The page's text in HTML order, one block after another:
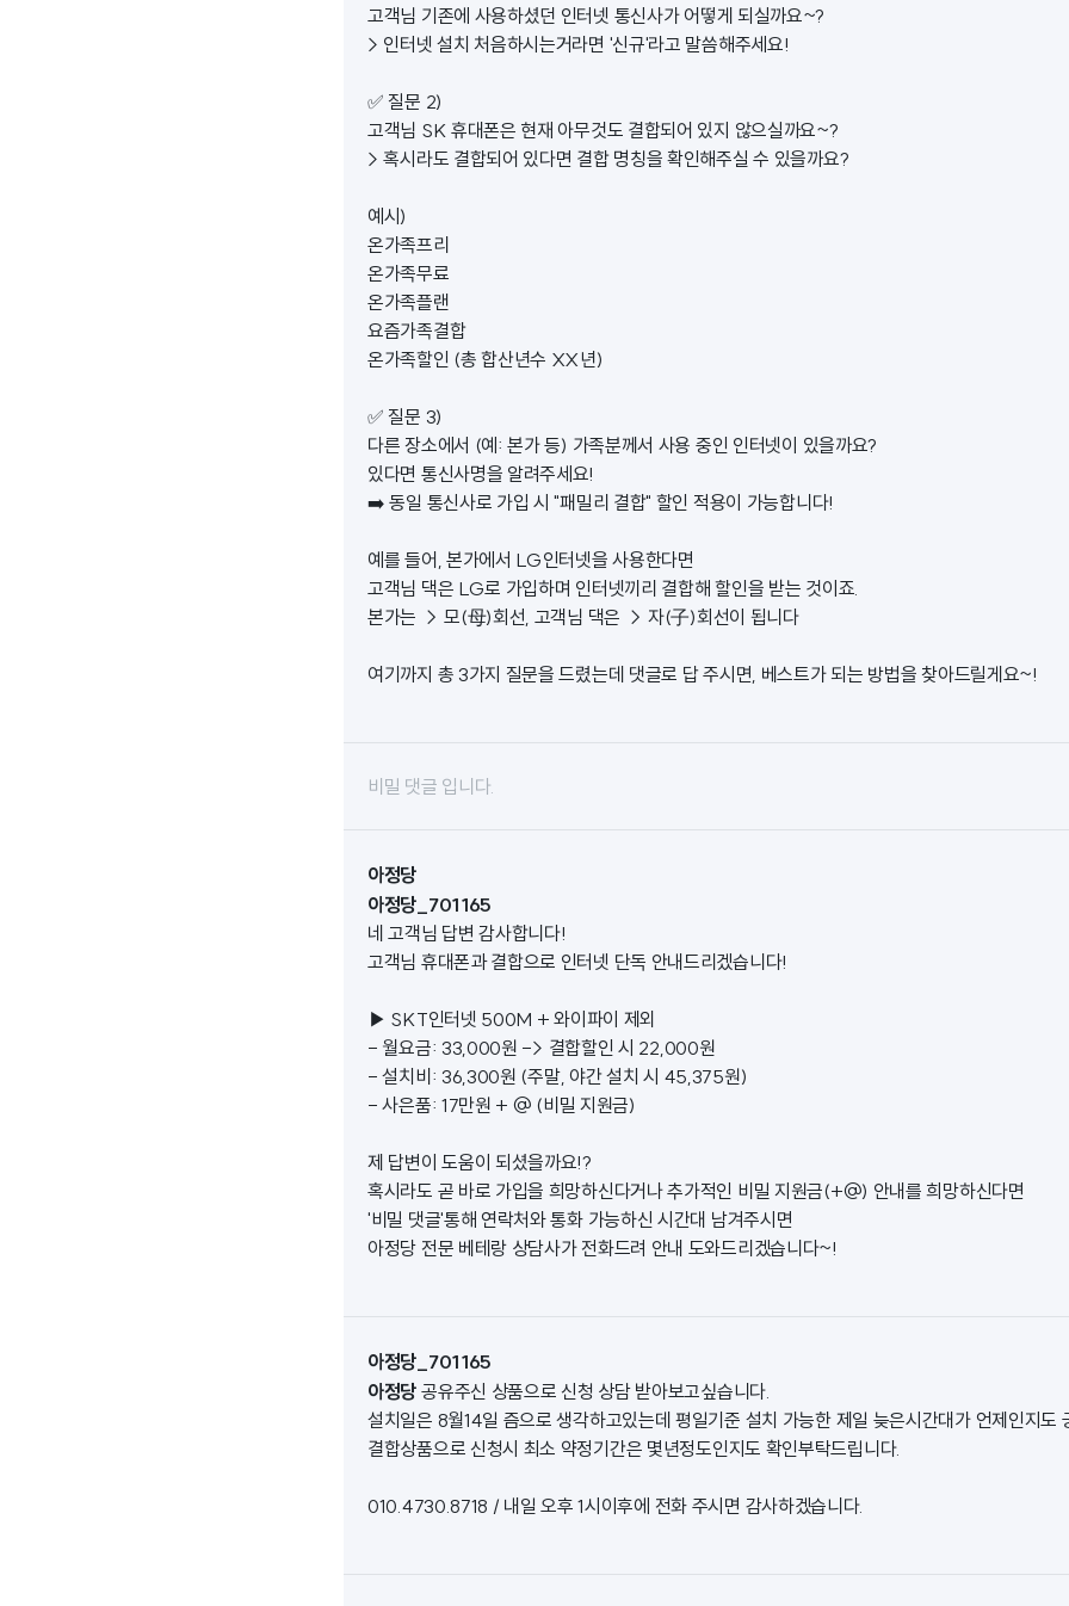
고객님 기존에 사용하셨던 인터넷 통신사가 어떻게 되실까요~?
> 인터넷 설치 처음하시는거라면 '신규'라고 말씀해주세요!
✅ 질문 2)
고객님 SK 휴대폰은 현재 아무것도 결합되어 있지 않으실까요~?
> 혹시라도 결합되어 있다면 결합 명칭을 확인해주실 수 있을까요?
예시)
온가족프리
온가족무료
온가족플랜
요즘가족결합
온가족할인 (총 합산년수 XX년)
✅ 질문 3)
다른 장소에서 (예: 본가 등) 가족분께서 사용 중인 인터넷이 있을까요?
있다면 통신사명을 알려주세요!
➡️ 동일 통신사로 가입 시 "패밀리 결합" 할인 적용이 가능합니다!
예를 들어, 본가에서 LG인터넷을 사용한다면
고객님 댁은 LG로 가입하며 인터넷끼리 결합해 할인을 받는 것이죠.
본가는 → 모(母)회선, 고객님 댁은 → 자(子)회선이 됩니다
여기까지 총 3가지 질문을 드렸는데 댓글로 답 주시면, 베스트가 되는 방법을 찾아드릴게요~!
비밀 댓글 입니다.
아정당
아정당_701165
네 고객님 답변 감사합니다!
고객님 휴대폰과 결합으로 인터넷 단독 안내드리겠습니다!
▶ SKT인터넷 500M + 와이파이 제외
- 월요금: 33,000원 -> 결합할인 시 22,000원
- 설치비: 36,300원 (주말, 야간 설치 시 45,375원)
- 사은품: 17만원 + @ (비밀 지원금)
제 답변이 도움이 되셨을까요!?
혹시라도 곧 바로 가입을 희망하신다거나 추가적인 비밀 지원금(+@) 안내를 희망하신다면
'비밀 댓글'통해 연락처와 통화 가능하신 시간대 남겨주시면
아정당 전문 베테랑 상담사가 전화드려 안내 도와드리겠습니다~!
아정당_701165
아정당 공유주신 상품으로 신청 상담 받아보고싶습니다.
설치일은 8월14일 즘으로 생각하고있는데 평일기준 설치 가능한 제일 늦은시간대가 언제인지도
결합상품으로 신청시 최소 약정기간은 몇년정도인지도 확인부탁드립니다.
010.4730.8718 / 내일 오후 1시이후에 전화 주시면 감사하겠습니다.